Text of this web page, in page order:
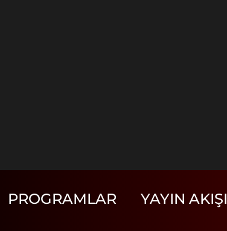
PROGRAMLAR YAYIN AKIŞI